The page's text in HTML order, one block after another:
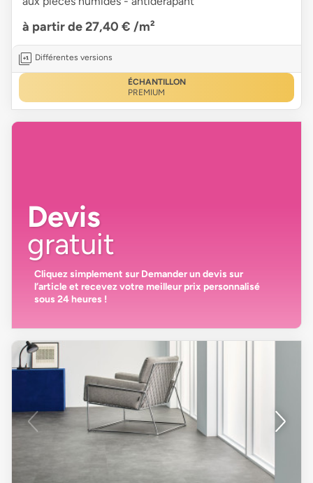
à partir de 27,40 € /m²
Différentes versions
ÉCHANTILLON
PREMIUM
Devis
gratuit
Cliquez simplement sur Demander un devissur
l’article et recevez votremeilleur prix personnalisé
sous 24 heures !